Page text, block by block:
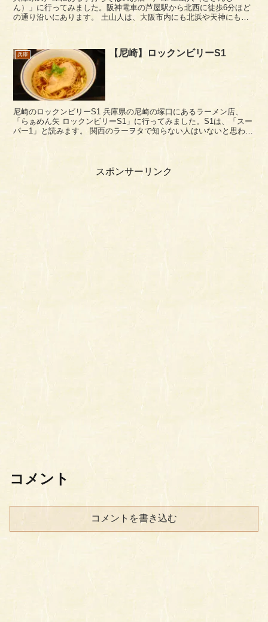
ん）」に行ってみました。阪神電車の芦屋駅から北西に徒歩6分ほど
の通り沿いにあります。 土山人は、大阪市内にも北浜や天神にもお
兵庫 【尼崎】ロックンビリーS1
尼崎のロックンビリーS1 兵庫県の尼崎の塚口にあるラーメン店、
「らぁめん矢 ロックンビリーS1」に行ってみました。S1は、「スー
パー1」と読みます。 関西のラーヲタで知らない人はいないと思われ
スポンサーリンク
コメント
コメントを書き込む